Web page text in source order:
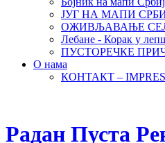
ЈУГ НА МАПИ
ОЖИВЉАВАЊЕ
Лебане - Корак у
ПУСТОРЕЧКЕ
О нама
КОНТАКТ –
Радан Пуста